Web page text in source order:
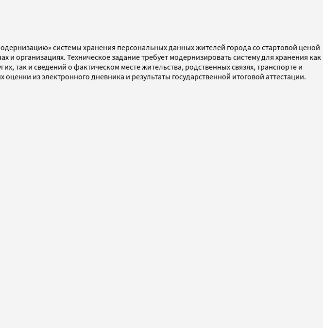
системы хранения персональных данных жителей города со стартовой ценой
организациях. Техническое задание требует модернизировать систему для хранения как
и сведений о фактическом месте жительства, родственных связях, транспорте и
из электронного дневника и результаты государственной итоговой аттестации.